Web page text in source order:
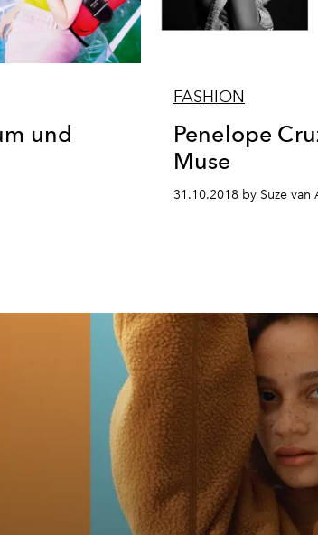
und
FASHION
Penelope
Muse
31.10.2018 by Suze van